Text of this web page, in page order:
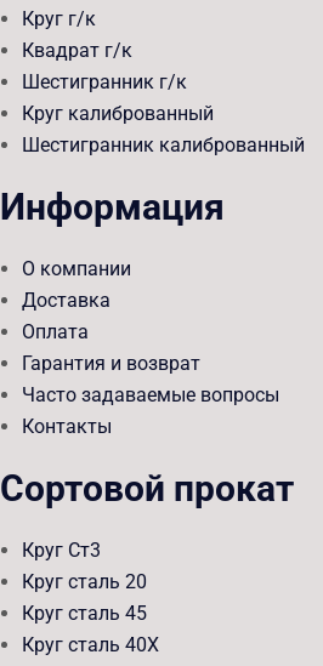
Круг г/к
Квадрат г/к
Шестигранник г/к
Круг калиброванный
Шестигранник калиброванный
Информация
О компании
Доставка
Оплата
Гарантия и возврат
Часто задаваемые вопросы
Контакты
Сортовой прокат
Круг Ст3
Круг сталь 20
Круг сталь 45
Круг сталь 40Х